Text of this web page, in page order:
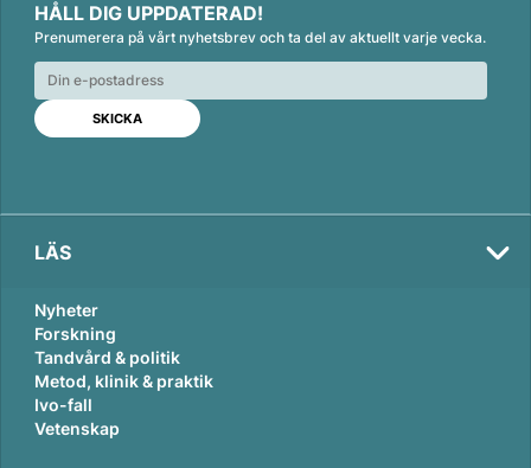
n
k
e
d
n
c
e
b
o
o
k
a
i
l
HÅLL DIG UPPDATERAD!
Prenumerera på vårt nyhetsbrev och ta del av aktuellt varje vecka.
LÄS
Nyheter
Forskning
Tandvård & politik
Metod, klinik & praktik
Ivo-fall
Vetenskap